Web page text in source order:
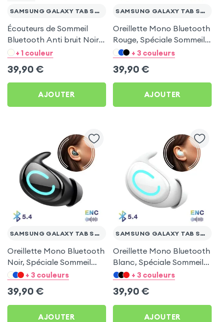
SAMSUNG GALAXY TAB S7 FE
Écouteurs de Sommeil
Bluetooth Anti bruit Noir
pour Samsung Galaxy
+ 1 couleur
39,90 €
AJOUTER
SAMSUNG GALAXY TAB S7 FE
Oreillette Mono Bluetooth
Rouge, Spéciale Sommeil
pour Samsung Galaxy
+ 3 couleurs
39,90 €
AJOUTER
SAMSUNG GALAXY TAB S7 FE
Oreillette Mono Bluetooth
Noir, Spéciale Sommeil
pour Samsung Galaxy
+ 3 couleurs
39,90 €
AJOUTER
SAMSUNG GALAXY TAB S7 FE
Oreillette Mono Bluetooth
Blanc, Spéciale Sommeil
pour Samsung Galaxy
+ 3 couleurs
39,90 €
AJOUTER